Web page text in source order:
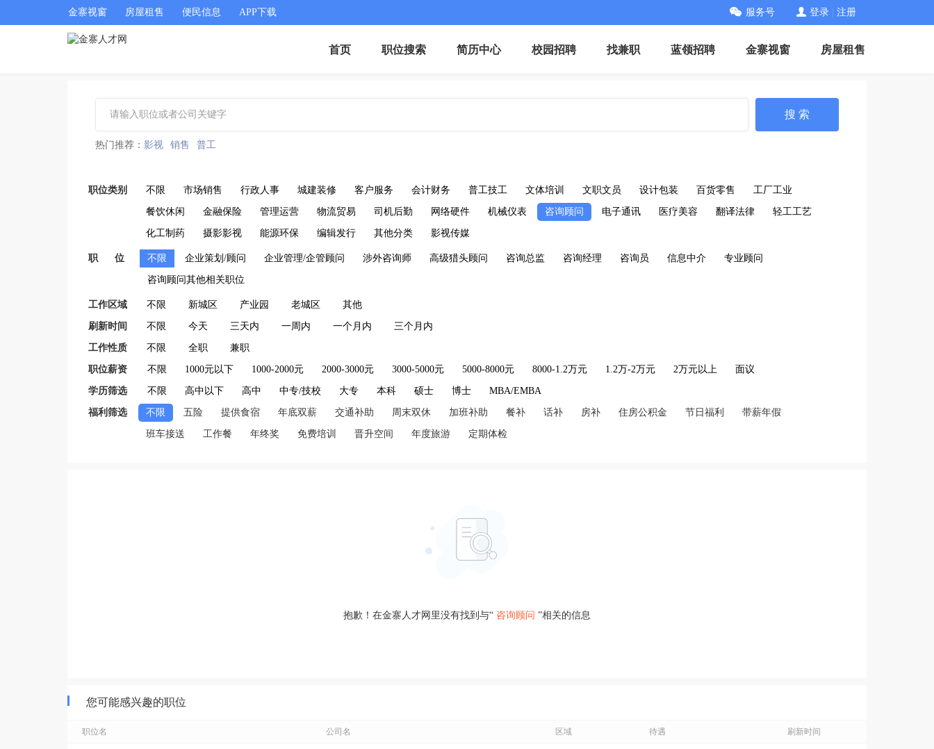
金寨视窗 房屋租售 便民信息 APP下载 服务号 登录 注册
首页 职位搜索 简历中心 校园招聘 找兼职 蓝领招聘 金寨视窗 房屋租售
搜 索
热门推荐： 影视 销售 普工
职位类别 不限 市场销售 行政人事 城建装修 客户服务 会计财务 普工技工 文体培训 文职文员 设计包装 百货零售 工厂工业
餐饮休闲 金融保险 管理运营 物流贸易 司机后勤 网络硬件 机械仪表 咨询顾问 电子通讯 医疗美容 翻译法律 轻工工艺
化工制药 摄影影视 能源环保 编辑发行 其他分类 影视传媒
职 位 不限 企业策划/顾问 企业管理/企管顾问 涉外咨询师 高级猎头顾问 咨询总监 咨询经理 咨询员 信息中介 专业顾问
咨询顾问其他相关职位
工作区域 不限 新城区 产业园 老城区 其他
刷新时间 不限 今天 三天内 一周内 一个月内 三个月内
工作性质 不限 全职 兼职
职位薪资 不限 1000元以下 1000-2000元 2000-3000元 3000-5000元 5000-8000元 8000-1.2万元 1.2万-2万元 2万元以上 面议
学历筛选 不限 高中以下 高中 中专/技校 大专 本科 硕士 博士 MBA/EMBA
福利筛选 不限 五险 提供食宿 年底双薪 交通补助 周末双休 加班补助 餐补 话补 房补 住房公积金 节日福利 带薪年假
班车接送 工作餐 年终奖 免费培训 晋升空间 年度旅游 定期体检
抱歉！在金寨人才网里没有找到与“ 咨询顾问 ”相关的信息
您可能感兴趣的职位
职位名 公司名 区域 待遇 刷新时间